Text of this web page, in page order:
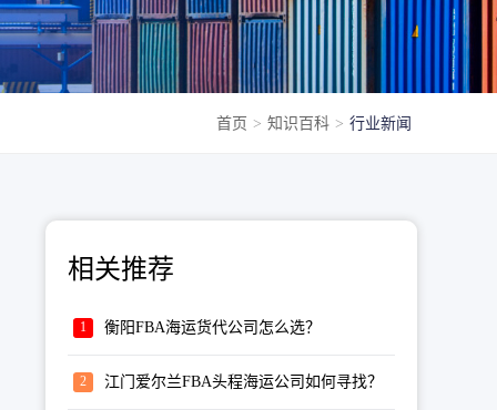
首页 > 知识百科 > 行业新闻
相关推荐
衡阳FBA海运货代公司怎么选？
江门爱尔兰FBA头程海运公司如何寻找？